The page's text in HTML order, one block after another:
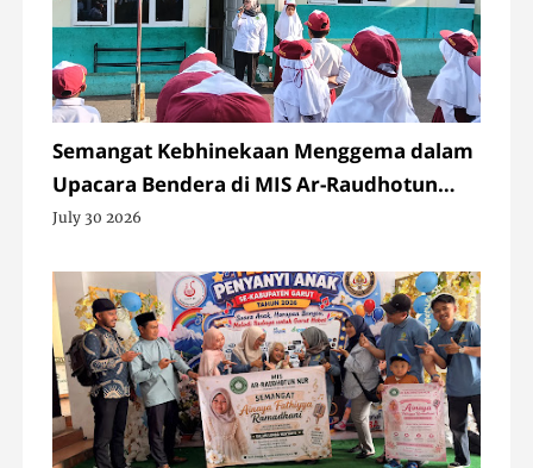
Semangat Kebhinekaan Menggema dalam
Upacara Bendera di MIS Ar-Raudhotun
Nur
July 30 2026